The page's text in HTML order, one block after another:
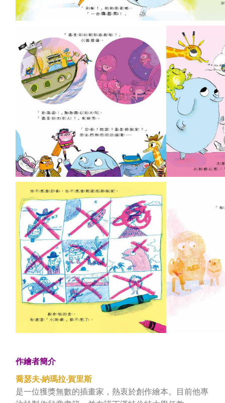
作繪者簡介
喬瑟夫‧納瑪拉‧賀里斯
是一位獲獎無數的插畫家，熱衷於創作繪本。目前他專